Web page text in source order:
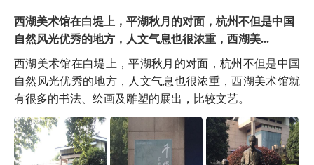
西湖美术馆在白堤上，平湖秋月的对面，杭州不但是中国
自然风光优秀的地方，人文气息也很浓重，西湖美...
西湖美术馆在白堤上，平湖秋月的对面，杭州不但是中国
自然风光优秀的地方，人文气息也很浓重，西湖美术馆就
有很多的书法、绘画及雕塑的展出，比较文艺。